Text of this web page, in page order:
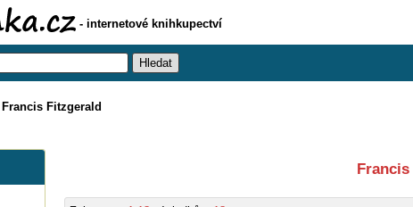
- internetové knihkupectví
Francis Fitzgerald